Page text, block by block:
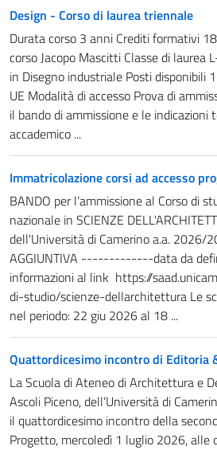
Design - Corso di laurea triennale
Durata corso 3 anni Crediti formativi
corso Jacopo Mascitti Classe di laurea
in Disegno industriale Posti disponibili
UE Modalità di accesso Prova di
il bando di ammissione e le indicazioni
accademico ...
Immatricolazione corsi ad accesso
BANDO per l’ammissione al Corso di
nazionale in SCIENZE
dell'Università di Camerino a.a. 2026/
AGGIUNTIVA -------------data da
informazioni al link https://
di-studio/scienze-dellarchitettura Le
nel periodo: 22 giu 2026 al 18 ...
Quattordicesimo incontro di Editoria
La Scuola di Ateneo di Architettura e
Ascoli Piceno, dell’Università di
il quattordicesimo incontro della
Progetto, mercoledì 1 luglio 2026, alle